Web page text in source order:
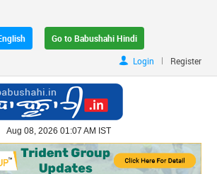
Go to Babushahi Hindi
Login
| Register
Aug 08, 2026 01:07 AM IST